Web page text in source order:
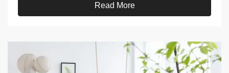
Read More